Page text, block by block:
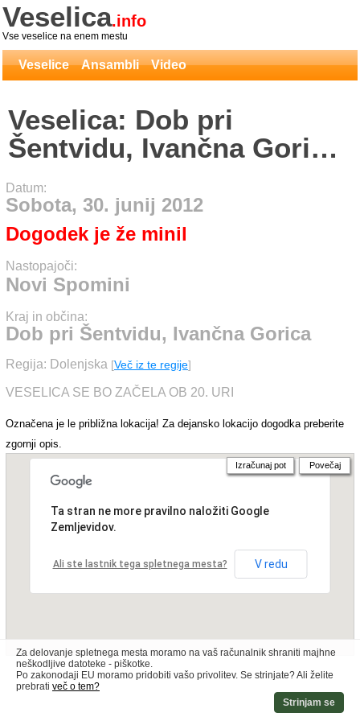
Veselica.info
Vse veselice na enem mestu
Veselice Ansambli Video
Veselica: Dob pri
Šentvidu, Ivančna Gorica
- Novi Spomini
Datum:
Sobota, 30. junij 2012
Dogodek je že minil
Nastopajoči:
Novi Spomini
Kraj in občina:
Dob pri Šentvidu, Ivančna Gorica
Regija: Dolenjska [Več iz te regije]
VESELICA SE BO ZAČELA OB 20. URI
Označena je le približna lokacija! Za dejansko lokacijo dogodka preberite
zgornji opis.
Ta stran ne more pravilno naložiti Google
Zemljevidov.
Ali ste lastnik tega spletnega mesta? V redu
Izračunaj pot Povečaj
Za delovanje spletnega mesta moramo na vaš računalnik shraniti majhne
neškodljive datoteke - piškotke.
Po zakonodaji EU moramo pridobiti vašo privolitev. Se strinjate? Ali želite
prebrati več o tem?
Strinjam se